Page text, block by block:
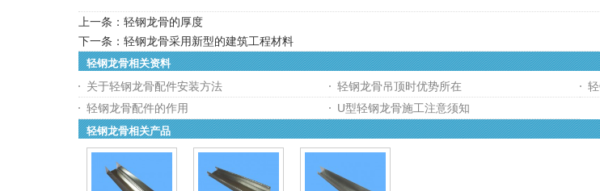
上一条： 轻钢龙骨的厚度
下一条： 轻钢龙骨采用新型的建筑工程材料
轻钢龙骨相关资料
关于轻钢龙骨配件安装方法 轻钢龙骨吊顶时优势所在
轻钢龙骨配件的作用
U型轻钢龙骨施工注意须知
轻钢龙骨相关产品